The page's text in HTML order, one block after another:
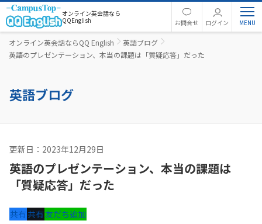
オンライン英会話なら
QQEnglish
お問合せ ログイン
オンライン英会話ならQQ English
英語ブログ
英語のプレゼンテーション、本当の課題は「質疑応答」だった
英語ブログ
更新日：2023年12月29日
英語のプレゼンテーション、本当の課題は
「質疑応答」だった
共有共有友だち追加